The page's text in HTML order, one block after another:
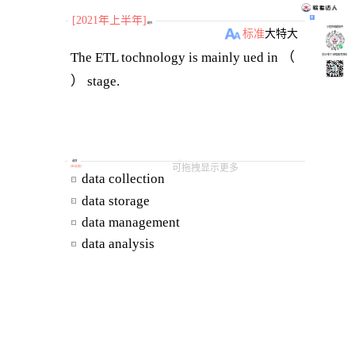
[2021年上半年] 题目
标准大特大
The ETL tochnology is mainly ued in （
） stage.
可拖拽显示更多
选项
单选题
A data collection
B data storage
C data management
D data analysis
小程序刷题软件
关注“柴丁”获取备考资料